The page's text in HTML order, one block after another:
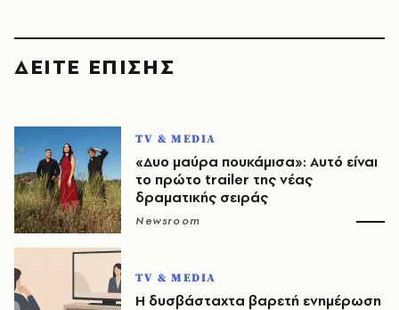
ΔΕΙΤΕ ΕΠΙΣΗΣ
TV & MEDIA
«Δυο μαύρα πουκάμισα»: Αυτό είναι
το πρώτο trailer της νέας
δραματικής σειράς
Newsroom
TV & MEDIA
Η δυσβάσταχτα βαρετή ενημέρωση